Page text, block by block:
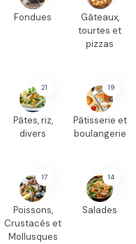
Fondues
Gâteaux,
tourtes et
pizzas
21
Pâtes, riz,
divers
19
Pâtisserie et
boulangerie
17
Poissons,
Crustacés et
Mollusques
14
Salades